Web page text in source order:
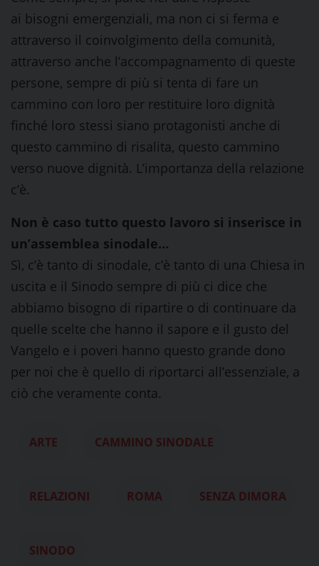
ai bisogni emergenziali, ma non ci si ferma e
attraverso il coinvolgimento della comunità,
attraverso anche l’accompagnamento di queste
persone, sempre di più si tenta di fare un
cammino con loro per restituire loro dignità
finché loro stessi siano protagonisti anche di
questo cammino di risalita, questo cammino
verso nuove dignità. L’importanza della relazione
c’è.
Non è caso tutto questo lavoro si inserisce in
un’assemblea sinodale…
Sì, c’è tanto di sinodale, c’è tanto di una Chiesa in
uscita e il Sinodo sempre di più ci dice che
abbiamo bisogno di ripartire o di continuare da
quelle scelte che hanno il sapore e il gusto del
Vangelo e i poveri hanno questo grande dono
per noi che è quello di riportarci all’essenziale, a
ciò che veramente conta.
ARTE CAMMINO SINODALE
RELAZIONI ROMA SENZA DIMORA
SINODO